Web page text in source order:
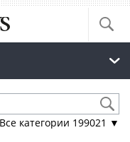
Все категории 199021 ▼